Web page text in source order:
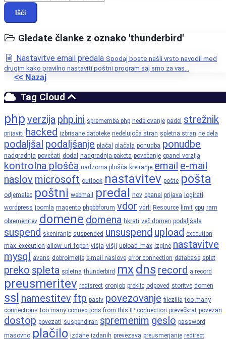
Išči
Gledate članke z oznako 'thunderbird'
Nastavitve email predala Spodaj boste našli vrsto navodil med
drugim kako pravilno nastaviti poštni program saj smo za vas...
<< Nazaj
Tag Cloud
php verzija php.ini sprememba php nedelovanje padel strežnik
prijaviti hacked izbrisane datoteke nedelujoča stran spletna stran ne dela
podaljšal podaljšanje plačal plačala ponudba ponudbe
nadgradnja povečati dodal nadgradnja paketa povečanje cpanel verzija
kontrolna plošča nadzorna plošča kreiranje email e-mail
naslov microsoft outlook nastavitev pošte pošta
odjemalec poštni webmail predal nov cpanel prijava
logirati
wordpress joomla magento phpbbforum vdor vdrli Resource limit cpu ram
obremenitev domene domena hkrati več domen podaljšala
suspend skeniranje suspended unsuspend upload execution
max_execution allow_url_fopen višja višji upload_max izgine nastavitve
mysql avans dobroimetje e-mail naslove error connection database splet
preko spleta spletna thunderbird mx dns record a record
preusmeritev redisrect cronjob preklic odpoved storitve domen
ssl namestitev ftp pasiv povezovanje filezilla too many
connections too many connections from this IP connection prevečkrat povezan
dostop povezati suspendiran spremenim geslo password
masovno plačilo izdane izdanih prevezava preusmerjanje redirect